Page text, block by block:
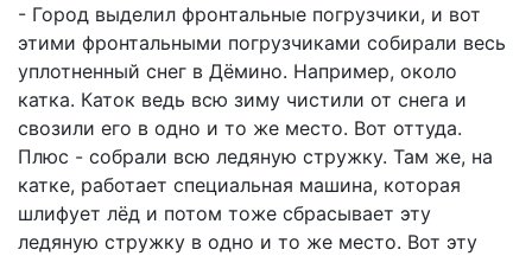
- Город выделил фронтальные погрузчики, и вот
этими фронтальными погрузчиками собирали весь
уплотненный снег в Дёмино. Например, около
катка. Каток ведь всю зиму чистили от снега и
свозили его в одно и то же место. Вот оттуда.
Плюс - собрали всю ледяную стружку. Там же, на
катке, работает специальная машина, которая
шлифует лёд и потом тоже сбрасывает эту
ледяную стружку в одно и то же место. Вот эту